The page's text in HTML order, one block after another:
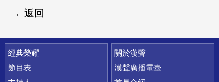
返回
快速連結
經典榮耀
節目表
關於漢聲
漢聲廣播電臺